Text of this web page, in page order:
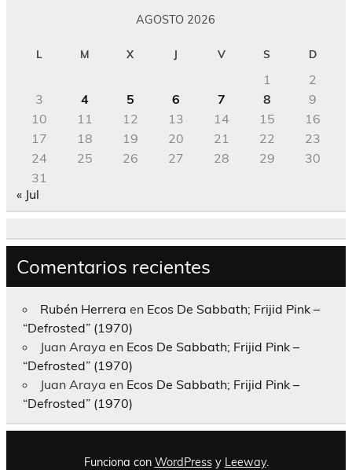
AGOSTO 2026
L M X J V S D
1
2
3
4 5 6 7 8
9
10
11 12 13 14 15
16
17
18 19 20 21 22
23
24
25 26 27 28 29
30
31
« Jul
Comentarios recientes
Rubén Herrera en Ecos De Sabbath; Frijid Pink –
“Defrosted” (1970)
Juan Araya en Ecos De Sabbath; Frijid Pink –
“Defrosted” (1970)
Juan Araya en Ecos De Sabbath; Frijid Pink –
“Defrosted” (1970)
Funciona con WordPressy Leeway.